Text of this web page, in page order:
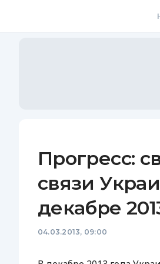
Прогресс:
связи
декабре
04.03.2013, 09:00